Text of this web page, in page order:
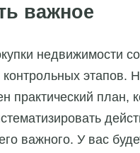
важное
недвижимости
контрольных этапов.
практический план,
важного. У вас